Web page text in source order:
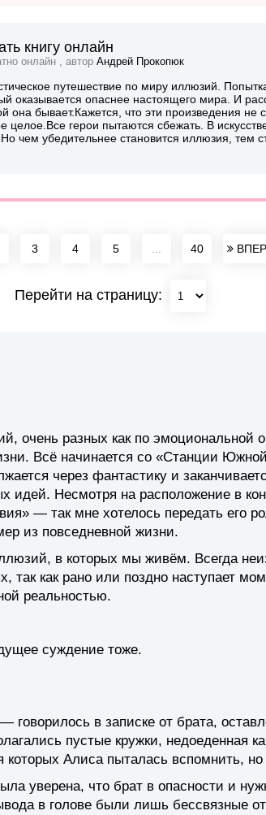
книгу онлайн
онлайн , автор Андрей Прокопюк
путешествие по миру иллюзий.
оказывается опаснее настоящего мира. И
она бывает.Кажется, что эти произведения
целое.Все герои пытаются сбежать. В
чем убедительнее становится иллюзия, тем
3 4 5 40
Перейти на страницу:
очень разных как по эмоциональной
Всё начинается со «Станции
через фантастику и
Несмотря на расположение в
— так мне хотелось передать его
из повседневной жизни.
в которых мы живём. Всегда
так как рано или поздно наступает
реальностью.
суждение тоже.
в записке от брата,
пустые кружки, недоеденная
Алиса пыталась вспомнить, но
уверена, что брат в опасности и
в голове были лишь бессвязные